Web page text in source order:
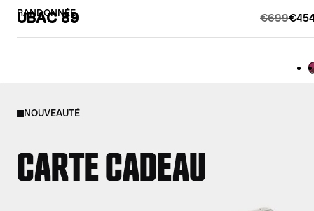
RANDONNÉE
UBAC 89 €699
NOUVEAUTÉ
CARTE CADEAU